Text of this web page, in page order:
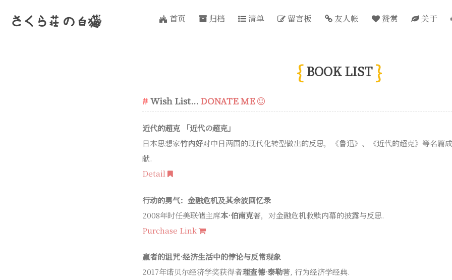
さくら荘 の 白猫 首页 归档 清单 留言板 友人帐 赞赏 关于
BOOK LIST
Wish List... DONATE ME
近代的超克 「近代の超克」
日本思想家竹内好对中日两国的现代化转型做出的反思，《鲁迅》、《近代的超克》等名篇
献.
Detail
行动的勇气：金融危机及其余波回忆录
2008年时任美联储主席本·伯南克著，对金融危机救赎内幕的披露与反思.
Purchase Link
赢者的诅咒·经济生活中的悖论与反常现象
2017年诺贝尔经济学奖获得者理查德·泰勒著, 行为经济学经典.